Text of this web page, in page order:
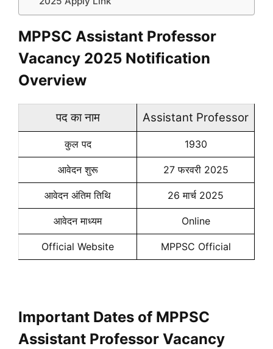
MPPSC Assistant Professor
Vacancy 2025 Notification
Overview
पद का नाम Assistant Professor
कुल पद 1930
आवेदन शुरू 27 फरवरी 2025
आवेदन अंतिम तिथि 26 मार्च 2025
आवेदन माध्यम Online
Official Website MPPSC Official
Important Dates of MPPSC
Assistant Professor Vacancy